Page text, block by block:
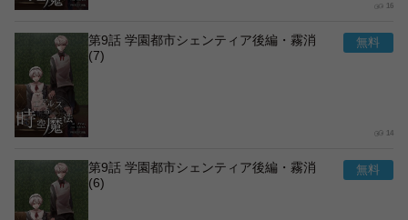
16
第9話 学園都市シェンティア後編・霧消
(7)
14
第9話 学園都市シェンティア後編・霧消
(6)